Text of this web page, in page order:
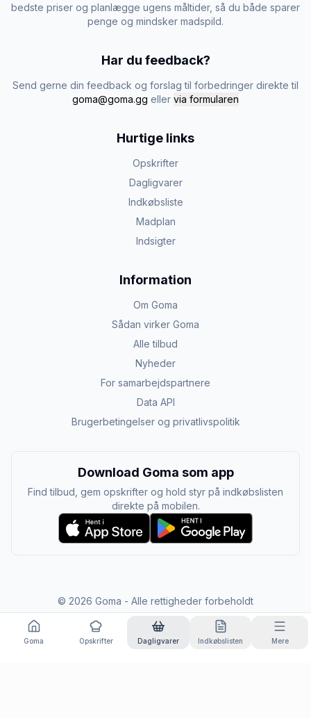
bedste priser og planlægge ugens måltider, så du både sparer
penge og mindsker madspild.
Har du feedback?
Send gerne din feedback og forslag til forbedringer direkte til
goma@goma.gg eller via formularen
Hurtige links
Opskrifter
Dagligvarer
Indkøbsliste
Madplan
Indsigter
Information
Om Goma
Sådan virker Goma
Alle tilbud
Nyheder
For samarbejdspartnere
Data API
Brugerbetingelser og privatlivspolitik
Download Goma som app
Find tilbud, gem opskrifter og hold styr på indkøbslisten
direkte på mobilen.
© 2026 Goma - Alle rettigheder forbeholdt
Goma Opskrifter Dagligvarer Indkøbslisten Mere